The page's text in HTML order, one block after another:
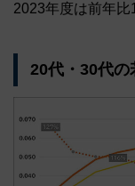
2023年度は前年比
20代・30代の